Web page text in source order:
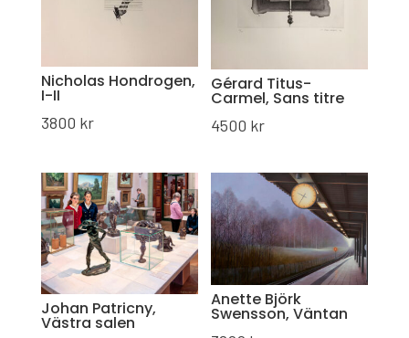
Nicholas Hondrogen,
I-II
3800 kr
Gérard Titus-
Carmel, Sans titre
4500 kr
Johan Patricny,
Västra salen
Anette Björk
Swensson, Väntan